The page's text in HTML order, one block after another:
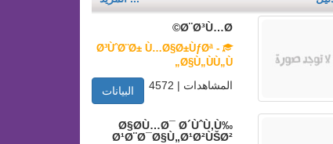
Ø¨Ø³Ù…Ø©
Ø³ÙˆØ¨Ø± Ù…Ø§Ø±ÙƒØª -
Ø§Ù„ÙÙ„Ù„
البيانات المشاهدات | 4572
Ø§Ø­Ù…Ø¯ Ø´ÙˆÙ‚Ù‰
Ø¹Ø¨Ø¯Ø§Ù„Ø¹Ø²ÙŠØ²